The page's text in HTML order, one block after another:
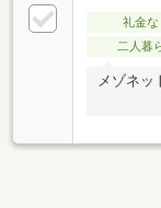
礼金な
二人暮
メゾネッ